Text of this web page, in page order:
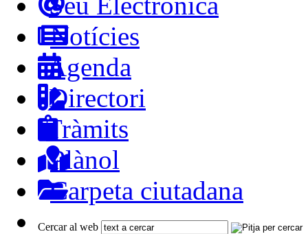
Notícies
Agenda
Directori
Tràmits
Plànol
Carpeta ciutadana
Cercar al web